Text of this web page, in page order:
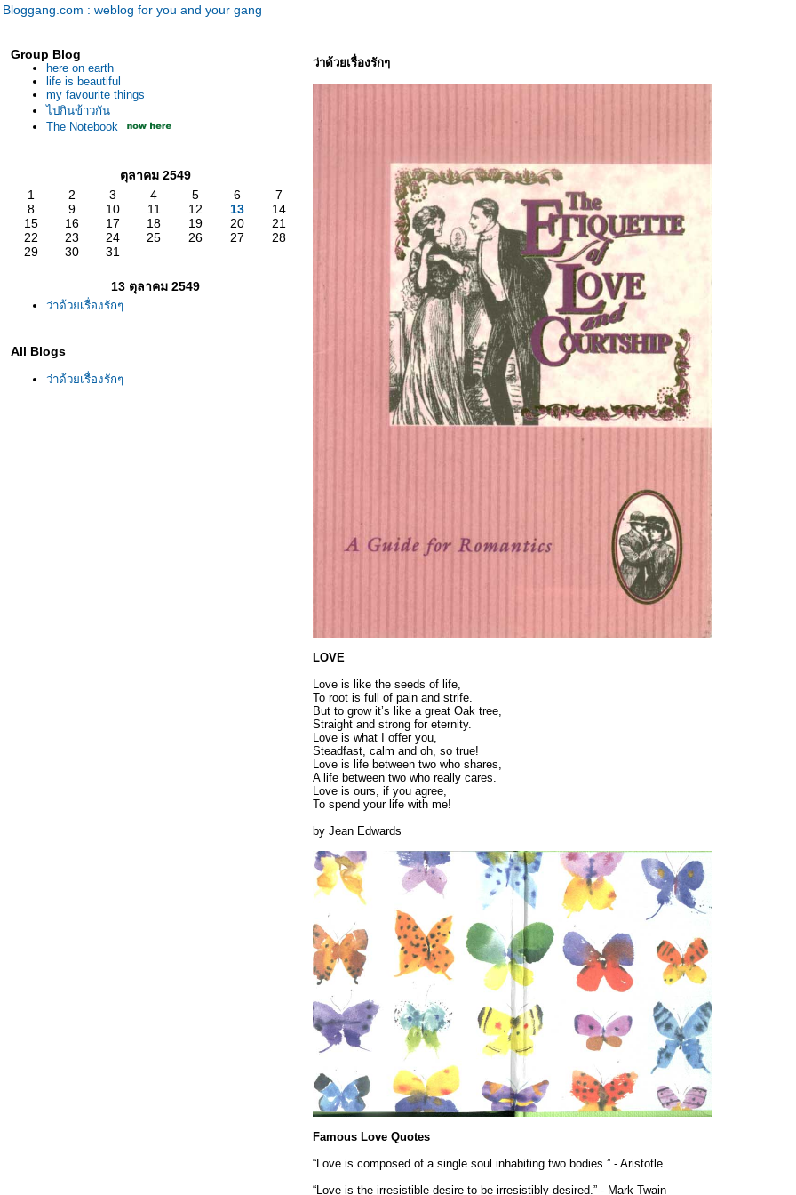
Bloggang.com : weblog for you and your gang
Group Blog
here on earth
life is beautiful
my favourite things
ไปกินข้าวกัน
The Notebook
ตุลาคม 2549
1
2 3 4 5 6
7
8
9 10 11 12 13
14
15
16 17 18 19 20
21
22
23 24 25 26 27
28
29
30 31
13 ตุลาคม 2549
ว่าด้วยเรื่องรักๆ
All Blogs
ว่าด้วยเรื่องรักๆ
ว่าด้วยเรื่องรักๆ
LOVE
Love is like the seeds of life,
To root is full of pain and strife.
But to grow it’s like a great Oak tree,
Straight and strong for eternity.
Love is what I offer you,
Steadfast, calm and oh, so true!
Love is life between two who shares,
A life between two who really cares.
Love is ours, if you agree,
To spend your life with me!
by Jean Edwards
Famous Love Quotes
“Love is composed of a single soul inhabiting two bodies.” - Aristotle
“Love is the irresistible desire to be irresistibly desired.” - Mark Twain